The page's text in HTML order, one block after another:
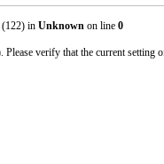
(122) in Unknown on line 0
verify that the current